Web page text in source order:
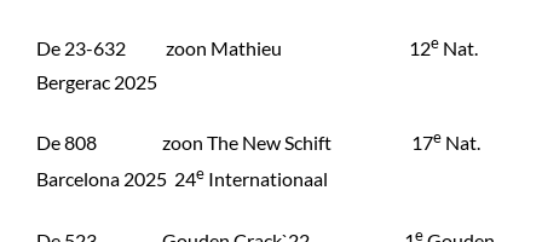
De 23-632 zoon Mathieu 12e Nat.
Bergerac 2025
De 808 zoon The New Schift 17e Nat.
Barcelona 2025 24e Internationaal
e